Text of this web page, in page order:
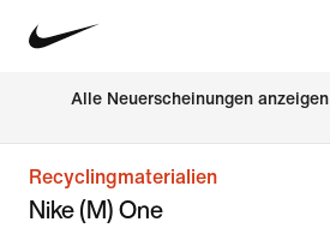
Alle Neuerscheinungen anzeigen
Recyclingmaterialien
Nike (M) One